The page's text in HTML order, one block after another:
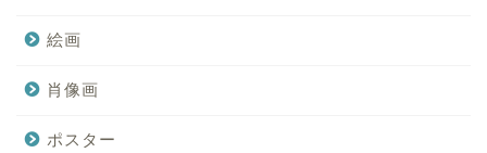
絵画
肖像画
ポスター